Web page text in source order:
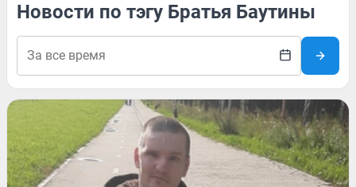
Новости по тэгу Братья Баутины